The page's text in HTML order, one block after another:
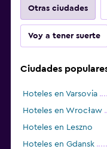
Otras ciudades
Voy a tener suerte
Ciudades
Hoteles en Varsovia
Hoteles en Wrocław
Hoteles en Leszno
Hoteles en Gdansk